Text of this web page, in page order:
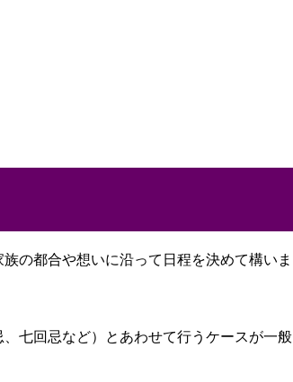
の都合や想いに沿って日程を決めて構いま
七回忌など）とあわせて行うケースが一般